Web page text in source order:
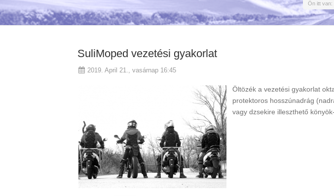
Ön itt van:
SuliMoped vezetési gyakorlat
2019. April 21., vasárnap 16:45
Öltözék a vezetési gyakorlat
protektoros hosszúnadrág
vagy dzsekire illeszthető